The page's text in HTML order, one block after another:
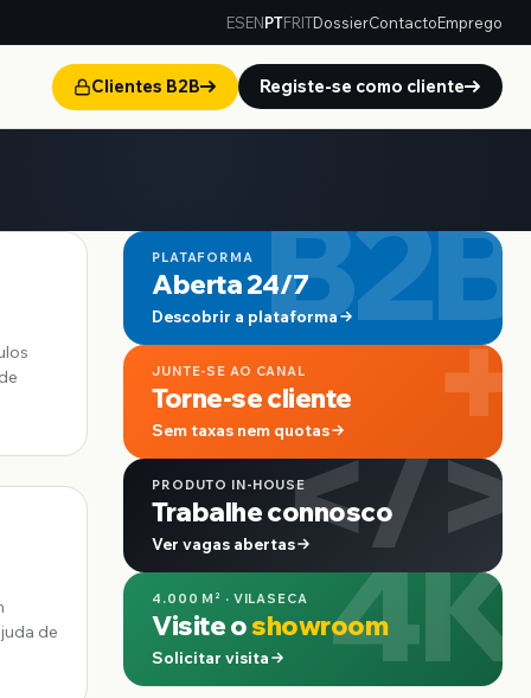
ESENPTFRITDossierContactoEmprego
Clientes B2B Registe-se como cliente
de
B2B
PLATAFORMA
Aberta 24/7
Descobrir a plataforma +
JUNTE-SE AO CANAL
Torne-se cliente
Sem taxas nem quotas</>
PRODUTO IN-HOUSE
Trabalhe connosco
Ver vagas abertas 4K
4.000 M² · VILASECA
Visite oshowroom
Solicitar visita